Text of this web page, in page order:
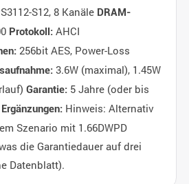
S12, 8 Kanäle DRAM-
Protokoll:AHCI
256bit AES, Power-Loss
3.6W (maximal), 1.45W
Garantie:5 Jahre (oder bis
Ergänzungen:Hinweis: Alternativ
Szenario mit 1.66DWPD
die Garantiedauer auf drei
Datenblatt).